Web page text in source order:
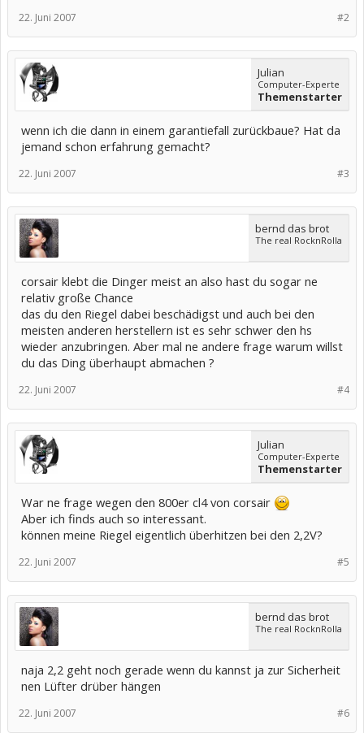
#2
22. Juni 2007
Julian
Computer-Experte
Themenstarter
wenn ich die dann in einem garantiefall zurückbaue? Hat da
jemand schon erfahrung gemacht?
#3
22. Juni 2007
bernd das brot
The real RocknRolla
corsair klebt die Dinger meist an also hast du sogar ne
relativ große Chance
das du den Riegel dabei beschädigst und auch bei den
meisten anderen herstellern ist es sehr schwer den hs
wieder anzubringen. Aber mal ne andere frage warum willst
du das Ding überhaupt abmachen ?
#4
22. Juni 2007
Julian
Computer-Experte
Themenstarter
War ne frage wegen den 800er cl4 von corsair
Aber ich finds auch so interessant.
können meine Riegel eigentlich überhitzen bei den 2,2V?
#5
22. Juni 2007
bernd das brot
The real RocknRolla
naja 2,2 geht noch gerade wenn du kannst ja zur Sicherheit
nen Lüfter drüber hängen
#6
22. Juni 2007